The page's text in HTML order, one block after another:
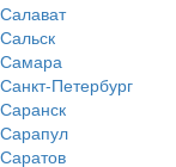
Салават
Сальск
Самара
Санкт-Петербург
Саранск
Сарапул
Саратов